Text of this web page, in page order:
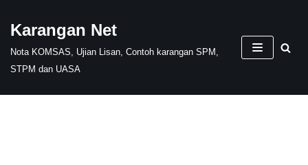
Skip
to
content
Karangan Net
Nota KOMSAS, Ujian Lisan, Contoh karangan SPM,
STPM dan UASA